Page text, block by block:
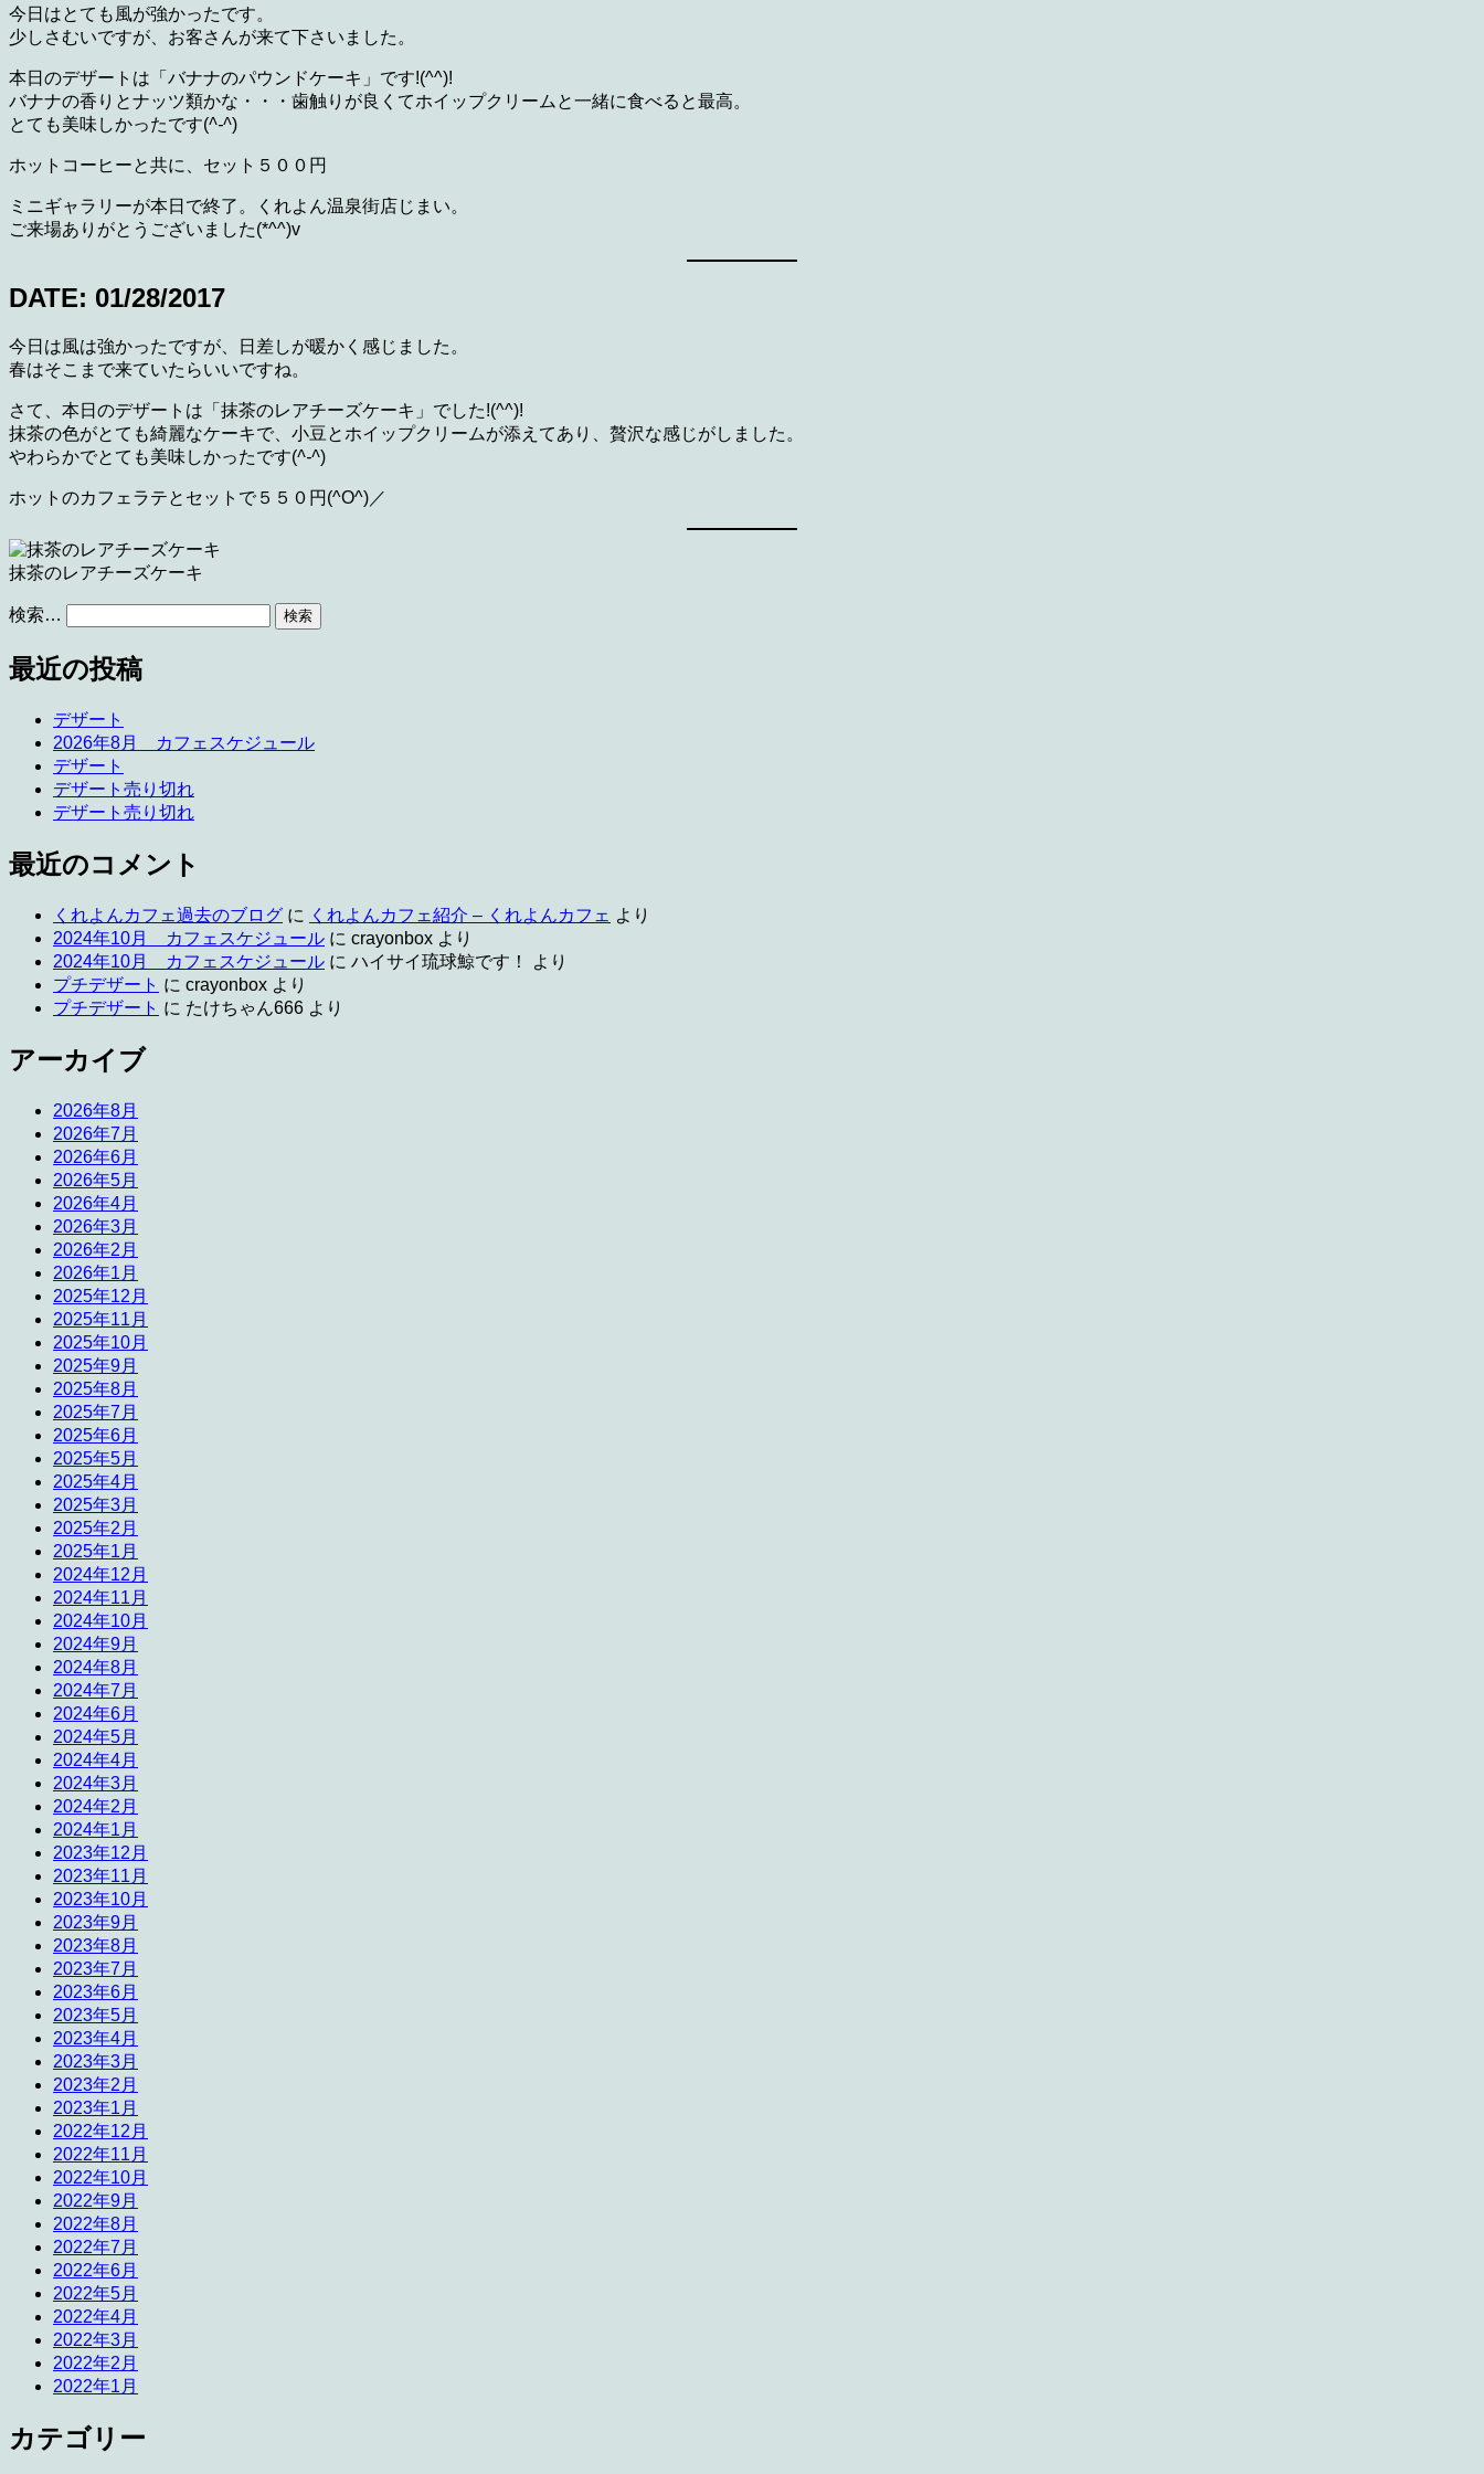
今日はとても風が強かったです。
少しさむいですが、お客さんが来て下さいました。
本日のデザートは「バナナのパウンドケーキ」です!(^^)!
バナナの香りとナッツ類かな・・・歯触りが良くてホイップクリームと一緒に食べると最高。
とても美味しかったです(^-^)
ホットコーヒーと共に、セット５００円
ミニギャラリーが本日で終了。くれよん温泉街店じまい。
ご来場ありがとうございました(*^^)v
DATE: 01/28/2017
今日は風は強かったですが、日差しが暖かく感じました。
春はそこまで来ていたらいいですね。
さて、本日のデザートは「抹茶のレアチーズケーキ」でした!(^^)!
抹茶の色がとても綺麗なケーキで、小豆とホイップクリームが添えてあり、贅沢な感じがしました。
やわらかでとても美味しかったです(^-^)
ホットのカフェラテとセットで５５０円(^O^)／
抹茶のレアチーズケーキ
検索…
最近の投稿
デザート
2026年8月 カフェスケジュール
デザート
デザート売り切れ
デザート売り切れ
最近のコメント
くれよんカフェ過去のブログ に くれよんカフェ紹介 – くれよんカフェ より
2024年10月 カフェスケジュール に crayonbox より
2024年10月 カフェスケジュール に ハイサイ琉球鯨です！
より
プチデザート に crayonbox より
プチデザート に たけちゃん666 より
アーカイブ
2026年8月
2026年7月
2026年6月
2026年5月
2026年4月
2026年3月
2026年2月
2026年1月
2025年12月
2025年11月
2025年10月
2025年9月
2025年8月
2025年7月
2025年6月
2025年5月
2025年4月
2025年3月
2025年2月
2025年1月
2024年12月
2024年11月
2024年10月
2024年9月
2024年8月
2024年7月
2024年6月
2024年5月
2024年4月
2024年3月
2024年2月
2024年1月
2023年12月
2023年11月
2023年10月
2023年9月
2023年8月
2023年7月
2023年6月
2023年5月
2023年4月
2023年3月
2023年2月
2023年1月
2022年12月
2022年11月
2022年10月
2022年9月
2022年8月
2022年7月
2022年6月
2022年5月
2022年4月
2022年3月
2022年2月
2022年1月
カテゴリー